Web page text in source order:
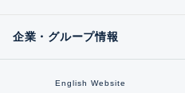
企業・グループ情報
English Website